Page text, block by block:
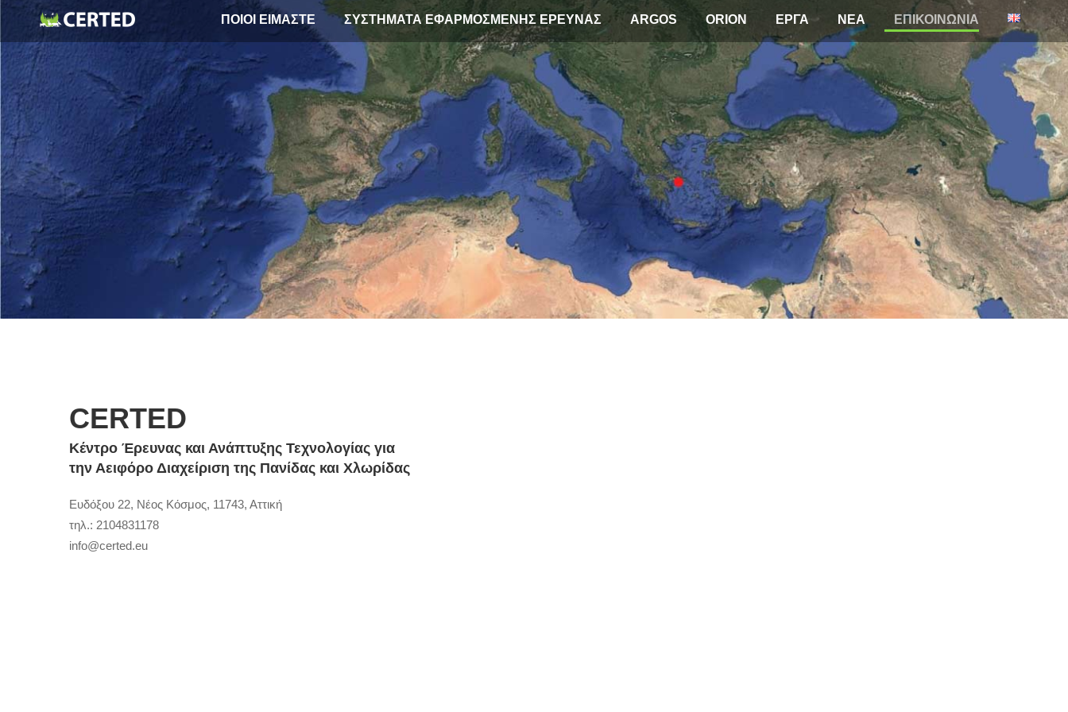
ΠΟΙΟΙ ΕΙΜΑΣΤΕ ΣΥΣΤΗΜΑΤΑ ΕΦΑΡΜΟΣΜΕΝΗΣ ΕΡΕΥΝΑΣ ARGOS ORION ΕΡΓΑ NEA ΕΠΙΚΟΙΝΩΝΙΑ
CERTED
Κέντρο Έρευνας και Ανάπτυξης Τεχνολογίας για
την Αειφόρο Διαχείριση της Πανίδας και Χλωρίδας
Ευδόξου 22, Νέος Κόσμος, 11743, Αττική
τηλ.: 2104831178
info@certed.eu